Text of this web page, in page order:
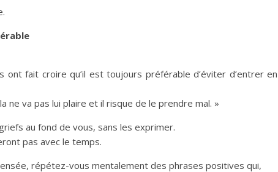
ont fait croire qu’il est toujours préférable d’éviter d’entrer en
ne va pas lui plaire et il risque de le prendre mal. »
au fond de vous, sans les exprimer.
pas avec le temps.
répétez-vous mentalement des phrases positives qui,